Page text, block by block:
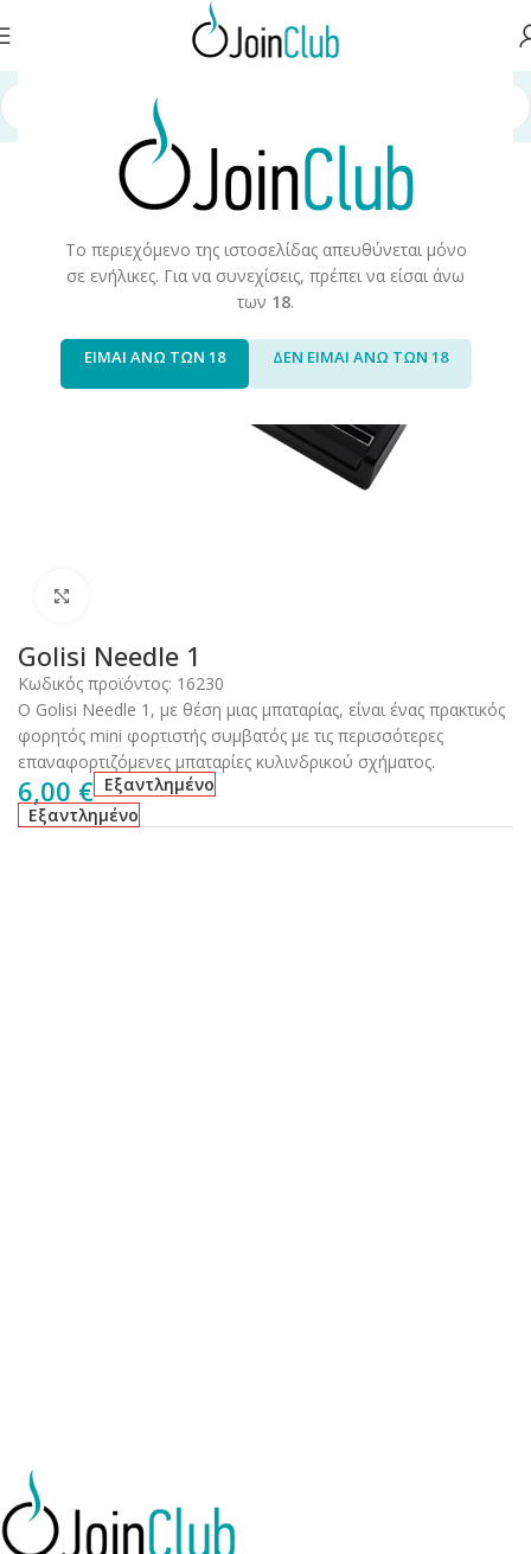
Το περιεχόμενο της ιστοσελίδας απευθύνεται μόνο
σε ενήλικες. Για να συνεχίσεις, πρέπει να είσαι άνω
των 18.
ΕΙΜΑΙ ΑΝΩ ΤΩΝ 18 ΔΕΝ ΕΙΜΑΙ ΑΝΩ ΤΩΝ 18
Πρώτες Ύλες/Αξεσουάρ
Golisi Needle 1
Κωδικός προϊόντος: 16230
Ο Golisi Needle 1, με θέση μιας μπαταρίας, είναι ένας πρακτικός
φορητός mini φορτιστής συμβατός με τις περισσότερες
επαναφορτιζόμενες μπαταρίες κυλινδρικού σχήματος.
6,00 € Εξαντλημένο
Εξαντλημένο